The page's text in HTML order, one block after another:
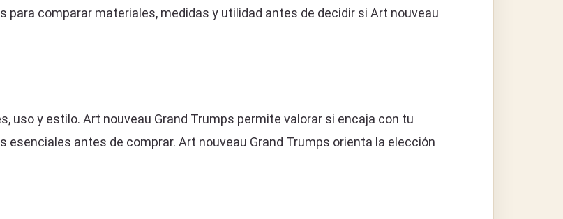
comparar materiales, medidas y utilidad antes de decidir si Art nouveau
uso y estilo. Art nouveau Grand Trumps permite valorar si encaja con tu
antes de comprar. Art nouveau Grand Trumps orienta la elección